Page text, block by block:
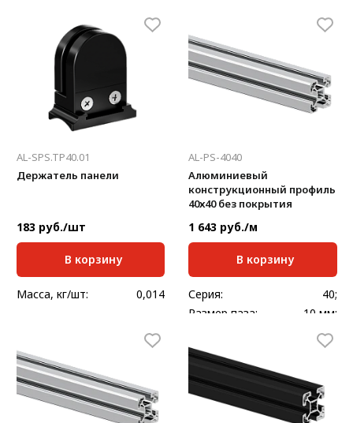
AL-SPS.TP40.01
Держатель панели
183 руб./шт
В корзину
Масса, кг/шт: 0,014
AL-PS-4040
Алюминиевый
конструкционный профиль
40х40 без покрытия
1 643 руб./м
В корзину
Серия:
40;
Размер паза:
10 мм;
мм:
40x40
Стандартная длина,
мм:
Масса, кг/м:
1,5